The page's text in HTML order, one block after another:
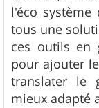
l'éco système
tous une
ces outils en
pour ajouter
translater le
mieux adapté